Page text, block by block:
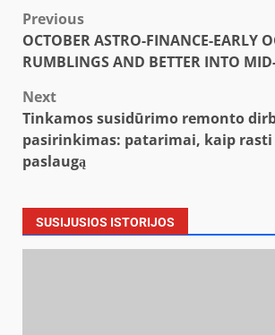
Post
navigation
Previous
OCTOBER ASTRO-FINANCE-EARLY
RUMBLINGS AND BETTER INTO
Next
Tinkamos susidūrimo remonto
pasirinkimas: patarimai, kaip rasti
paslaugą
SUSIJUSIOS ISTORIJOS